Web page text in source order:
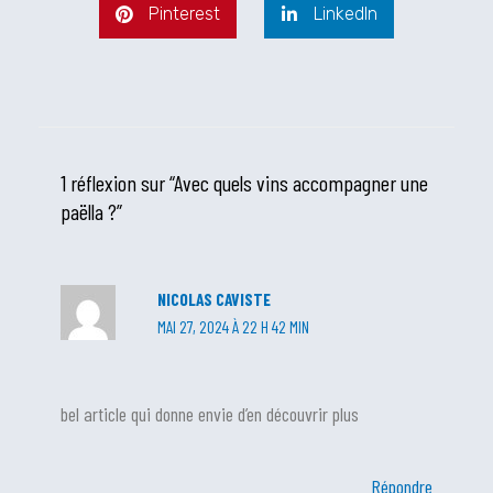
Pinterest LinkedIn
1 réflexion sur “Avec quels vins accompagner une
paëlla ?”
NICOLAS CAVISTE
MAI 27, 2024 À 22 H 42 MIN
bel article qui donne envie d’en découvrir plus
Répondre